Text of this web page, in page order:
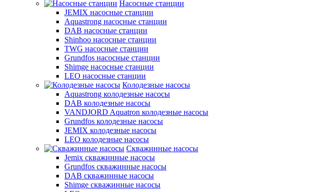
Насосные станции
JEMIX насосные станции
Aquastrong насосные станции
DAB насосные станции
Shinhoo насосные станции
TWG насосные станции
Grundfos насосные станции
Shimge насосные станции
LEO насосные станции
Колодезные насосы
Aquastrong колодезные насосы
DAB колодезные насосы
VANDJORD Aquatron колодезные насосы
Grundfos колодезные насосы
JEMIX колодезные насосы
LEO колодезные насосы
Скважинные насосы
Jemix cкважинные насосы
Grundfos скважинные насосы
DAB скважинные насосы
Shimge скважинные насосы